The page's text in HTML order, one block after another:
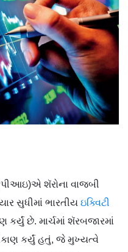
શૅરોના વાજબી
સુધીમાં ભારતીય ઇક્વિટી
કર્યું છે. માર્ચમાં શૅરબજારમાં
કર્યું હતું, જે મુખ્યત્વે